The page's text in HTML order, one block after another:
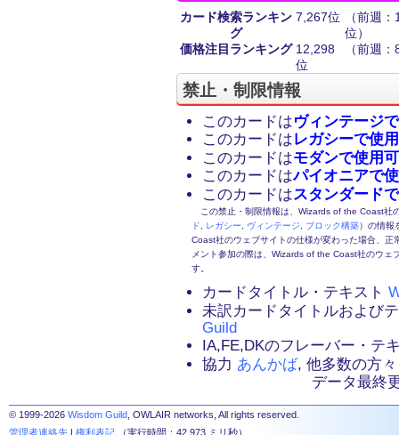
カード検索ランキン
グ
7,267位
（前週
位）
価格注目ランキング 12,298
位
（前週
禁止・制限情報
このカードはヴィンテージ
このカードはレガシーで使
このカードはモダンで使用
このカードはパイオニアで
このカードはスタンダード
この禁止・制限情報は、Wizards of the Coast社
ド
レガシー ヴィンテージ ブロック構築）の情報
Coast社のウェブサイトの仕様が変わった場合、
メント参加の際は、Wizards of the Coast社のウェ
す。
カードタイトル・テキスト
未訳カードタイトルおよび
Guild
IA,FE,DKのフレーバー・テ
協力 あんかば, 他多数の方々
データ最終
© 1999-2026 Wisdom Guild , OWLAIR networks, All rights reserved.
管理者連絡先 | 権利表記 （実行時間：42.973 ミリ秒）